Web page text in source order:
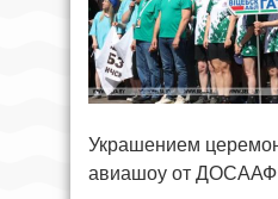
Украшением
авиашоу от ДОСААФ